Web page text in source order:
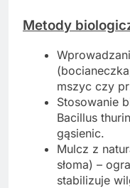
Metody
mszyc czy
Stosowanie
Bacillus
gąsienic.
Mulcz z
słoma) –
stabilizuje